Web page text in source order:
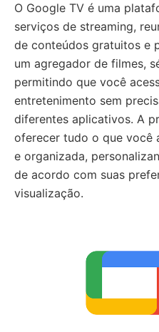
O Google TV é uma
serviços de streaming,
de conteúdos gratuitos e
um agregador de filmes,
permitindo que você
entretenimento sem
diferentes aplicativos. A
oferecer tudo o que você
e organizada,
de acordo com suas
visualização.